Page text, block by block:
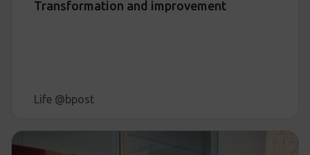
Transformation and improvement
Life @bpost